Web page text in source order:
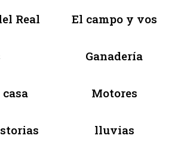
Real El campo y vos
Ganadería
Motores
lluvias